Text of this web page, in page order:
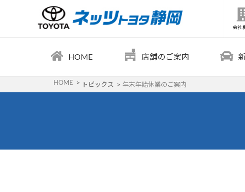
会社
HOME 店舗のご案内
HOME トピックス 年末年始休業のご案内